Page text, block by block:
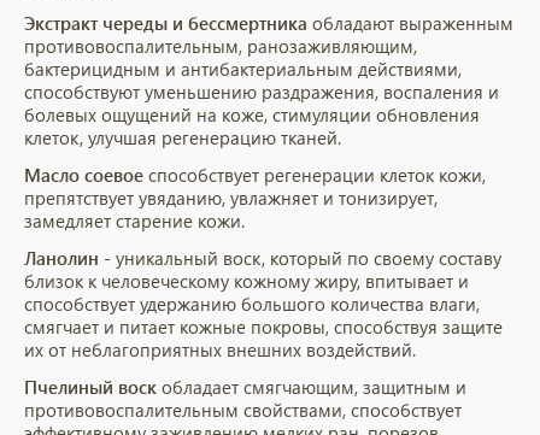
Экстракт череды и бессмертника обладают выраженным
противовоспалительным, ранозаживляющим,
бактерицидным и антибактериальным действиями,
способствуют уменьшению раздражения, воспаления и
болевых ощущений на коже, стимуляции обновления
клеток, улучшая регенерацию тканей.
Масло соевое способствует регенерации клеток кожи,
препятствует увяданию, увлажняет и тонизирует,
замедляет старение кожи.
Ланолин - уникальный воск, который по своему составу
близок к человеческому кожному жиру, впитывает и
способствует удержанию большого количества влаги,
смягчает и питает кожные покровы, способствуя защите
их от неблагоприятных внешних воздействий.
Пчелиный воск обладает смягчающим, защитным и
противовоспалительным свойствами, способствует